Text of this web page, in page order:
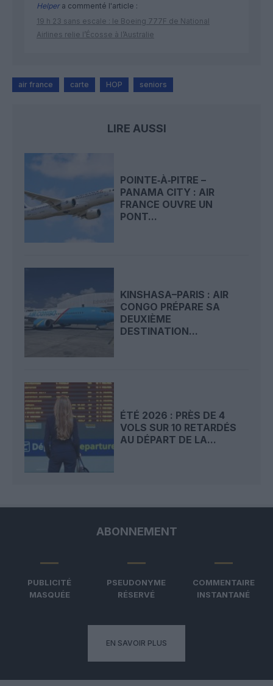
Helpera commenté l'article :
19 h 23 sans escale : le Boeing 777F de National
Airlines relie l’Écosse à l’Australie
air france carte HOP seniors
LIRE AUSSI
POINTE‑À‑PITRE –
PANAMA CITY : AIR
FRANCE OUVRE UN
PONT...
KINSHASA–PARIS : AIR
CONGO PRÉPARE SA
DEUXIÈME
DESTINATION...
ÉTÉ 2026 : PRÈS DE 4
VOLS SUR 10 RETARDÉS
AU DÉPART DE LA...
ABONNEMENT
PUBLICITÉ
MASQUÉE
PSEUDONYME
RÉSERVÉ
COMMENTAIRE
INSTANTANÉ
EN SAVOIR PLUS